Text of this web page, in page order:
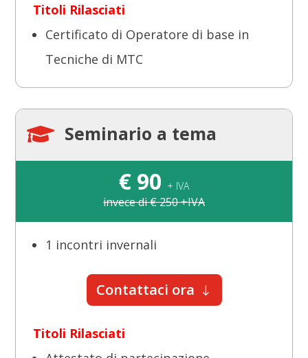
Titoli Rilasciati
Certificato di Operatore di base in
Tecniche di MTC
 Seminario a tema
€ 90 + IVA
invece di € 250 +IVA
1 incontri invernali
Contattaci ora
Titoli Rilasciati